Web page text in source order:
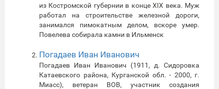
из Костромской губернии в конце XIX века. Муж
работал на строительстве железной дороги,
занимался пимокатным делом, вскоре умер.
Повелева собирала камни в Ильменск
Погадаев Иван Иванович
Погадаев Иван Иванович (1911, д. Сидоровка
Катаевского района, Курганской обл. - 2000, г.
Миасс), ветеран ВОВ, участник создания